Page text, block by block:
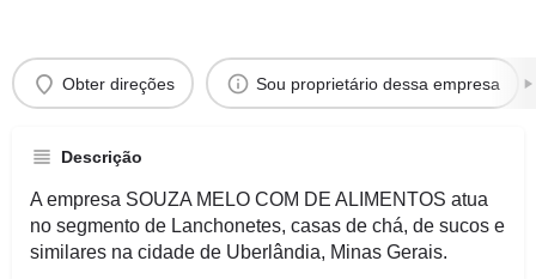
Obter direções Sou proprietário dessa empresa
Descrição
A empresa SOUZA MELO COM DE ALIMENTOS atua
no segmento de Lanchonetes, casas de chá, de sucos e
similares na cidade de Uberlândia, Minas Gerais.